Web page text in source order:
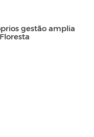
gestão amplia